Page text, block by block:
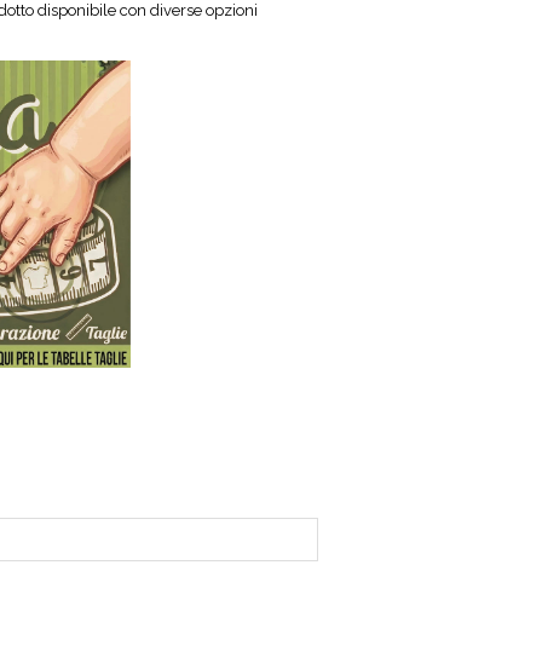
disponibile con diverse opzioni